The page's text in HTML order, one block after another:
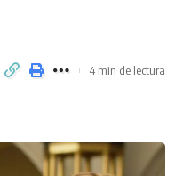
4 min de lectura